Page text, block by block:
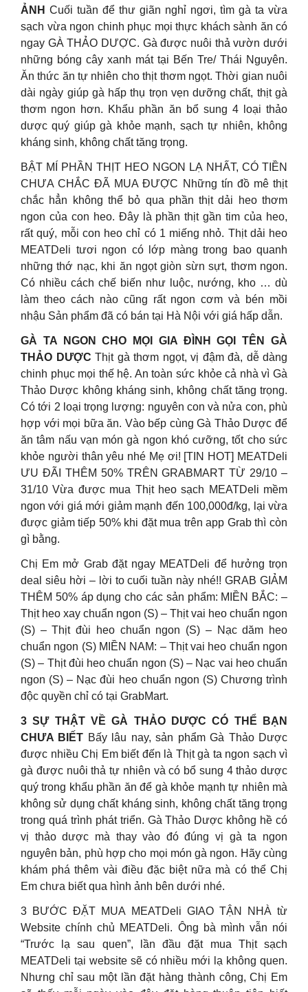
ẢNH Cuối tuần để thư giãn nghỉ ngơi, tìm gà ta vừa
sạch vừa ngon chinh phục mọi thực khách sành ăn có
ngay GÀ THẢO DƯỢC. Gà được nuôi thả vườn dưới
những bóng cây xanh mát tại Bến Tre/ Thái Nguyên.
Ăn thức ăn tự nhiên cho thịt thơm ngọt. Thời gian nuôi
dài ngày giúp gà hấp thụ trọn vẹn dưỡng chất, thịt gà
thơm ngon hơn. Khẩu phần ăn bổ sung 4 loại thảo
dược quý giúp gà khỏe mạnh, sạch tự nhiên, không
kháng sinh, không chất tăng trọng.
BẬT MÍ PHẦN THỊT HEO NGON LẠ NHẤT, CÓ TIỀN
CHƯA CHẮC ĐÃ MUA ĐƯỢC Những tín đồ mê thịt
chắc hẳn không thể bỏ qua phần thịt dải heo thơm
ngon của con heo. Đây là phần thịt gần tim của heo,
rất quý, mỗi con heo chỉ có 1 miếng nhỏ. Thịt dải heo
MEATDeli tươi ngon có lớp màng trong bao quanh
những thớ nạc, khi ăn ngọt giòn sừn sựt, thơm ngon.
Có nhiều cách chế biến như luộc, nướng, kho … dù
làm theo cách nào cũng rất ngon cơm và bén mồi
nhậu Sản phẩm đã có bán tại Hà Nội với giá hấp dẫn.
GÀ TA NGON CHO MỌI GIA ĐÌNH GỌI TÊN GÀ
THẢO DƯỢC Thịt gà thơm ngọt, vị đậm đà, dễ dàng
chinh phục mọi thế hệ. An toàn sức khỏe cả nhà vì Gà
Thảo Dược không kháng sinh, không chất tăng trọng.
Có tới 2 loại trọng lượng: nguyên con và nửa con, phù
hợp với mọi bữa ăn. Vào bếp cùng Gà Thảo Dược để
ăn tâm nấu vạn món gà ngon khó cưỡng, tốt cho sức
khỏe người thân yêu nhé Mẹ ơi! [TIN HOT] MEATDeli
ƯU ĐÃI THÊM 50% TRÊN GRABMART TỪ 29/10 –
31/10 Vừa được mua Thịt heo sạch MEATDeli mềm
ngon với giá mới giảm mạnh đến 100,000đ/kg, lại vừa
được giảm tiếp 50% khi đặt mua trên app Grab thì còn
gì bằng.
Chị Em mở Grab đặt ngay MEATDeli để hưởng trọn
deal siêu hời – lời to cuối tuần này nhé!! GRAB GIẢM
THÊM 50% áp dụng cho các sản phẩm: MIỀN BẮC: –
Thịt heo xay chuẩn ngon (S) – Thịt vai heo chuẩn ngon
(S) – Thịt đùi heo chuẩn ngon (S) – Nạc dăm heo
chuẩn ngon (S) MIỀN NAM: – Thịt vai heo chuẩn ngon
(S) – Thịt đùi heo chuẩn ngon (S) – Nạc vai heo chuẩn
ngon (S) – Nạc đùi heo chuẩn ngon (S) Chương trình
độc quyền chỉ có tại GrabMart.
3 SỰ THẬT VỀ GÀ THẢO DƯỢC CÓ THỂ BẠN
CHƯA BIẾT Bấy lâu nay, sản phẩm Gà Thảo Dược
được nhiều Chị Em biết đến là Thịt gà ta ngon sạch vì
gà được nuôi thả tự nhiên và có bổ sung 4 thảo dược
quý trong khẩu phần ăn để gà khỏe mạnh tự nhiên mà
không sử dụng chất kháng sinh, không chất tăng trọng
trong quá trình phát triển. Gà Thảo Dược không hề có
vị thảo dược mà thay vào đó đúng vị gà ta ngon
nguyên bản, phù hợp cho mọi món gà ngon. Hãy cùng
khám phá thêm vài điều đặc biệt nữa mà có thể Chị
Em chưa biết qua hình ảnh bên dưới nhé.
3 BƯỚC ĐẶT MUA MEATDeli GIAO TẬN NHÀ từ
Website chính chủ MEATDeli. Ông bà mình vẫn nói
“Trước lạ sau quen”, lần đầu đặt mua Thịt sạch
MEATDeli tại website sẽ có nhiều mới lạ không quen.
Nhưng chỉ sau một lần đặt hàng thành công, Chị Em